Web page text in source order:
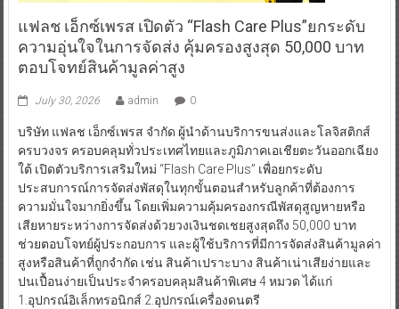
แฟลช เอ็กซ์เพรส เปิดตัว “Flash Care Plus”ยกระดับ
ความอุ่นใจในการจัดส่ง คุ้มครองสูงสุด 50,000 บาท
ตอบโจทย์สินค้ามูลค่าสูง
July 30, 2026 admin 0
บริษัท แฟลช เอ็กซ์เพรส จำกัด ผู้นำด้านบริการขนส่งและโลจิสติกส์
ครบวงจร ครอบคลุมทั่วประเทศไทยและภูมิภาคเอเชียตะวันออกเฉียง
ใต้ เปิดตัวบริการเสริมใหม่ “Flash Care Plus” เพื่อยกระดับ
ประสบการณ์การจัดส่งพัสดุในทุกขั้นตอนสำหรับลูกค้าที่ต้องการ
ความมั่นใจมากยิ่งขึ้น โดยเพิ่มความคุ้มครองกรณีพัสดุสูญหายหรือ
เสียหายระหว่างการจัดส่งด้วยวงเงินชดเชยสูงสุดถึง 50,000 บาท
ช่วยตอบโจทย์ผู้ประกอบการ และผู้ใช้บริการที่มีการจัดส่งสินค้ามูลค่า
สูงหรือสินค้าที่ถูกจำกัด เช่น สินค้าเปราะบาง สินค้าเน่าเสียง่ายและ
ปนเปื้อนง่ายเป็นประจำครอบคลุมสินค้าพิเศษ 4 หมวด ได้แก่
1.อุปกรณ์อิเล็กทรอนิกส์ 2.อุปกรณ์เครื่องดนตรี